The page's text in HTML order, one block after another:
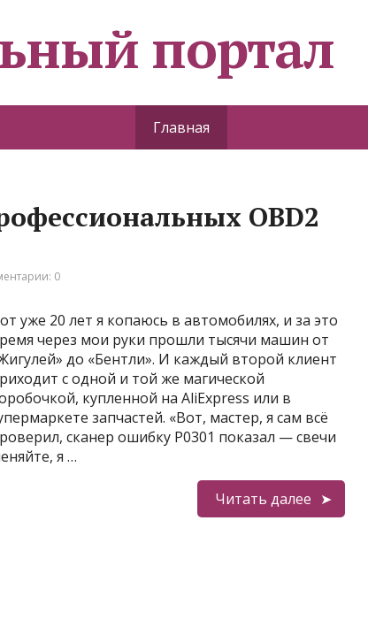
портал
Главная
OBD2
0
уже 20 лет я копаюсь в автомобилях, и за это
через мои руки прошли тысячи машин от
до «Бентли». И каждый второй клиент
с одной и той же магической
купленной на AliExpress или в
запчастей. «Вот, мастер, я сам всё
сканер ошибку P0301 показал — свечи
я …
Читать далее